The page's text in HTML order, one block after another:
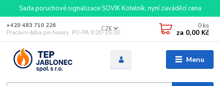
Sada poruchové signalizace SOVIK Kotelník, nyní zaváděcí cena
Menu
CZK
+420 483 710 226
Pracovní doba pro hovory: PO-PA 8,00-16,00
0 ks
za 0,00 Kč